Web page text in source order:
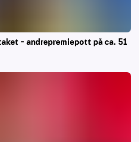
– andrepremiepott på ca. 51